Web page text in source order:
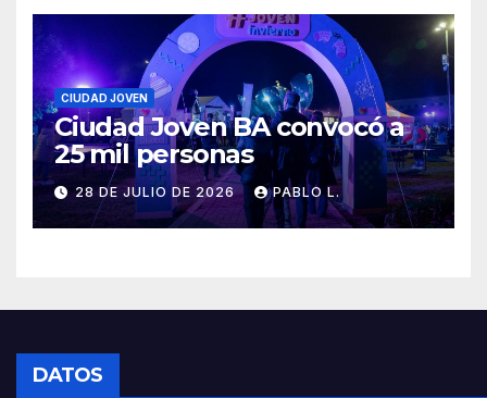
CIUDAD JOVEN
Ciudad Joven BA convocó a
25 mil personas
28 DE JULIO DE 2026 PABLO L.
DATOS